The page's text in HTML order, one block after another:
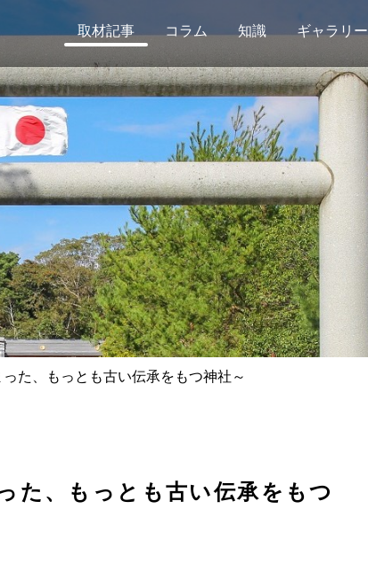
取材記事 コラム 知識 ギャラリー
た、もっとも古い伝承をもつ神社～
た、もっとも古い伝承をもつ